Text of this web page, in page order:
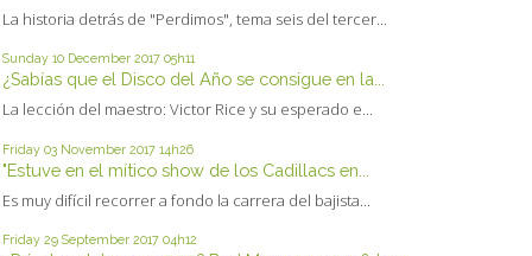
La historia detrás de "Perdimos", tema seis del tercer...
Sunday 10 December 2017 05h11
¿Sabías que el Disco del Año se consigue en la...
La lección del maestro: Victor Rice y su esperado e...
Friday 03 November 2017 14h26
"Estuve en el mítico show de los Cadillacs en...
Es muy difícil recorrer a fondo la carrera del bajista...
Friday 29 September 2017 04h12